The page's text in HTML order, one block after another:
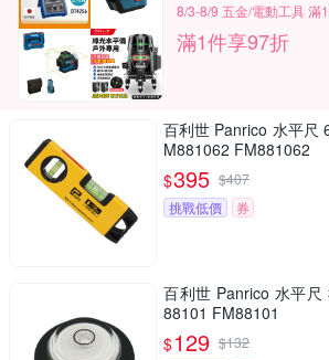
8/3-8/9 五金/電動工具 滿
滿1件享97折
百利世 Panrico 水平尺
M881062 FM881062
$395 $407
挑戰低價
券
百利世 Panrico 水平
88101 FM88101
$129 $132